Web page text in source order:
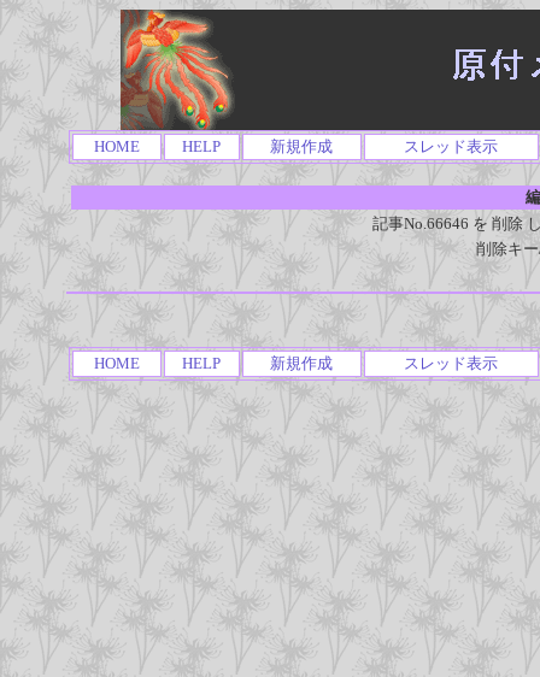
HOME HELP 新規作成 スレッド表示
記事No.66646 を 削除
削除キ
HOME HELP 新規作成 スレッド表示